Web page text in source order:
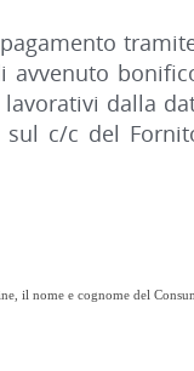
dalla
c/c del
nome e cognome del